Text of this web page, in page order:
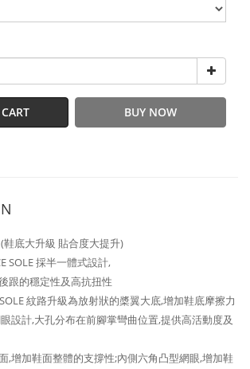
BUY NOW
鞋底大升級 貼合度大提升)
SOLE 採半一體式設計,
跟的穩定性及高抗扭性
紋路升級為放射狀的槳翼大底,增加鞋底摩擦力
設計,大孔分布在前腳掌彎曲位置,提供高活動度及
,增加鞋面整體的支撐性;內側六角凸型網眼,增加鞋